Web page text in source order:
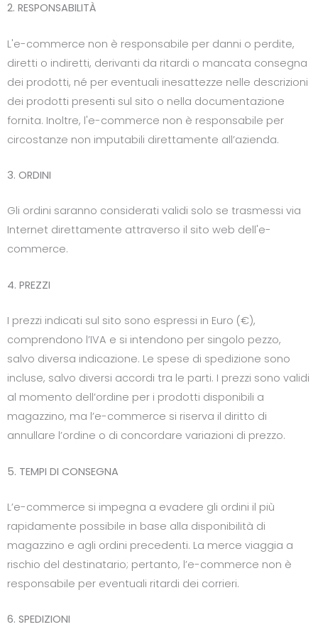
2. RESPONSABILITÀ
L'e-commerce non è responsabile per danni o perdite,
diretti o indiretti, derivanti da ritardi o mancata consegna
dei prodotti, né per eventuali inesattezze nelle descrizioni
dei prodotti presenti sul sito o nella documentazione
fornita. Inoltre, l'e-commerce non è responsabile per
circostanze non imputabili direttamente all’azienda.
3. ORDINI
Gli ordini saranno considerati validi solo se trasmessi via
Internet direttamente attraverso il sito web dell'e-
commerce.
4. PREZZI
I prezzi indicati sul sito sono espressi in Euro (€),
comprendono l’IVA e si intendono per singolo pezzo,
salvo diversa indicazione. Le spese di spedizione sono
incluse, salvo diversi accordi tra le parti. I prezzi sono validi
al momento dell’ordine per i prodotti disponibili a
magazzino, ma l’e-commerce si riserva il diritto di
annullare l’ordine o di concordare variazioni di prezzo.
5. TEMPI DI CONSEGNA
L’e-commerce si impegna a evadere gli ordini il più
rapidamente possibile in base alla disponibilità di
magazzino e agli ordini precedenti. La merce viaggia a
rischio del destinatario; pertanto, l’e-commerce non è
responsabile per eventuali ritardi dei corrieri.
6. SPEDIZIONI